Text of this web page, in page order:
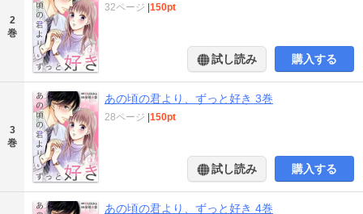
2
巻
32ページ |150pt
試し読み 購入する
3
巻
あの頃の君より、ずっと好き 3巻
28ページ |150pt
試し読み 購入する
あの頃の君より、ずっと好き 4巻